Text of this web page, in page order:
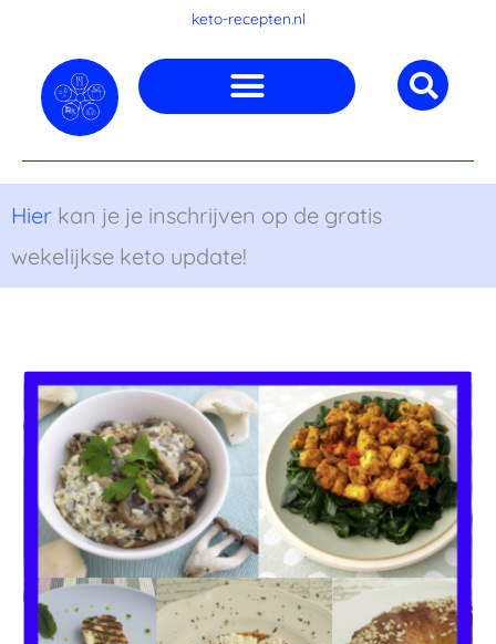
inhoud
keto-recepten.nl
Hier kan je je inschrijven op de gratis
wekelijkse keto update!